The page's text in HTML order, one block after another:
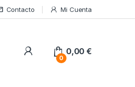
Contacto Mi Cuenta
My Account
0
0,00€